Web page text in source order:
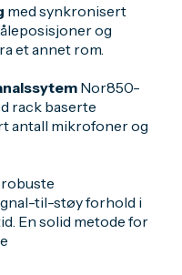
med synkronisert
og
et annet rom.
Nor850-
rack baserte
antall mikrofoner og
til-støy forhold i
En solid metode for